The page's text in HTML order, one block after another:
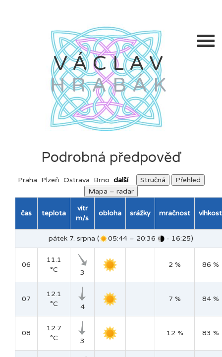
VÁCLAV
HRABÁK
Podrobná předpověď
Praha Plzeň Ostrava Brno další Stručná
Přehled
Mapa – radar
čas teplota
vítr
m/s
obloha srážky mračnost vlhkost
pátek 7. srpna ( 05:44 – 20:36 - 16:25)
06
11.1
°C
3
2 % 86 %
07
12.1
°C
4
7 % 84 %
08
12.7
°C
3
12 % 83 %